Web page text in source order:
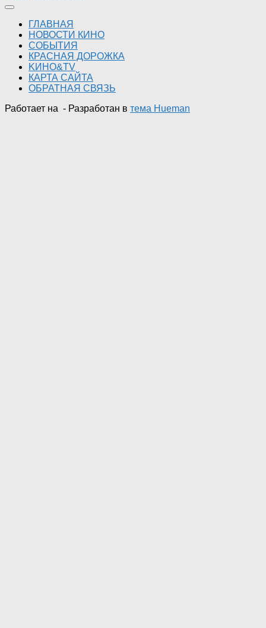
ГЛАВНАЯ
НОВОСТИ КИНО
СОБЫТИЯ
КРАСНАЯ ДОРОЖКА
KИНО&TV
КАРТА САЙТА
ОБРАТНАЯ СВЯЗЬ
Работает на - Разработан в тема Hueman